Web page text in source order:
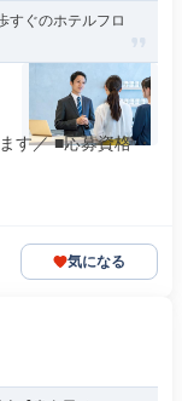
すぐのホテルフロ
す／ ■応募資格 ・
気になる